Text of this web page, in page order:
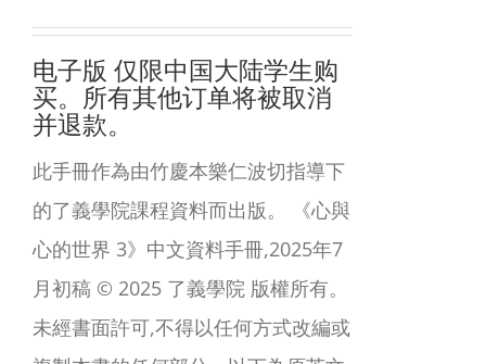
电子版 仅限中国大陆学生购
买。所有其他订单将被取消
并退款。
此手冊作為由竹慶本樂仁波切指導下
的了義學院課程資料而出版。 《心與
心的世界 3》中文資料手冊,2025年7
月初稿 © 2025 了義學院 版權所有。
未經書面許可,不得以任何方式改編或